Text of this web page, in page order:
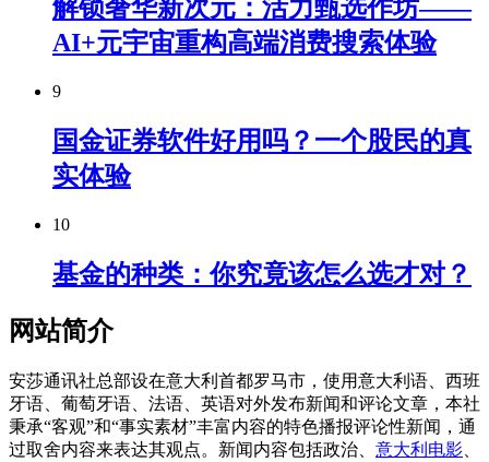
解锁奢华新次元：活力甄选作坊——
AI+元宇宙重构高端消费搜索体验
9
国金证券软件好用吗？一个股民的真
实体验
10
基金的种类：你究竟该怎么选才对？
网站简介
安莎通讯社总部设在意大利首都罗马市，使用意大利语、西班
牙语、葡萄牙语、法语、英语对外发布新闻和评论文章，本社
秉承“客观”和“事实素材”丰富内容的特色播报评论性新闻，通
过取舍内容来表达其观点。新闻内容包括政治、 意大利电影